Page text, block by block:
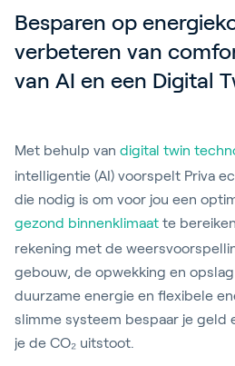
Besparen op
verbeteren van
van AI en een Digital
Met behulp van digital twin
intelligentie (AI) voorspelt Priva
die nodig is om voor jou een
gezond binnenklimaat te
rekening met de
gebouw, de opwekking en
duurzame energie en flexibele
slimme systeem bespaar je geld
je de CO₂ uitstoot.